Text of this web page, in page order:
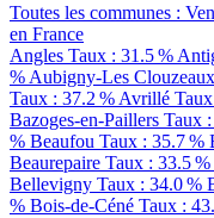
Toutes les communes :
en France
Angles Taux : 31.5 %
% Aubigny-Les Clouzeaux
Taux : 37.2 % Avrillé
Bazoges-en-Paillers Taux
% Beaufou Taux : 35.7 %
Beaurepaire Taux : 33.5 %
Bellevigny Taux : 34.0 %
% Bois-de-Céné Taux :